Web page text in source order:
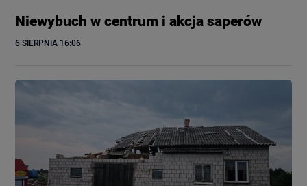
Niewybuch w centrum i akcja saperów
6 SIERPNIA 16:06